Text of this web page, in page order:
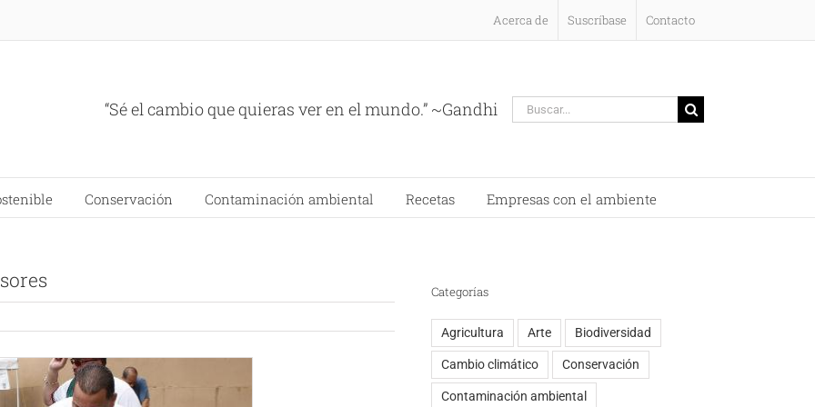
Acerca de Suscríbase Contacto
“Sé el cambio que quieras ver en el mundo.” ~Gandhi Buscar:
Conservación Contaminación ambiental Recetas Empresas con el ambiente
Categorías
Agricultura Arte Biodiversidad
Cambio climático Conservación
Contaminación ambiental